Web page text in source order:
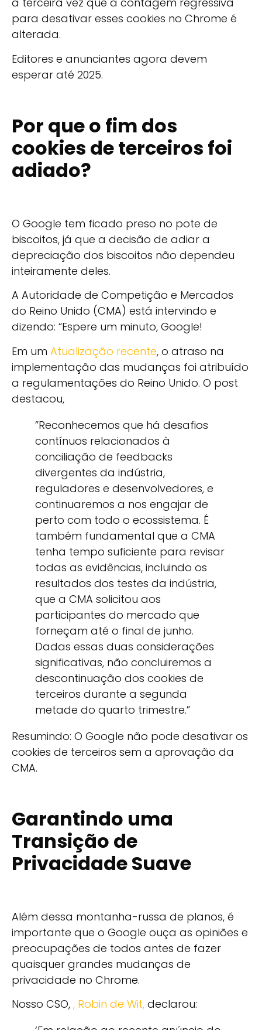
para desativar esses cookies no Chrome é
alterada.
Editores e anunciantes agora devem
esperar até 2025.
Por que o fim dos
cookies de terceiros foi
adiado?
O Google tem ficado preso no pote de
biscoitos, já que a decisão de adiar a
depreciação dos biscoitos não dependeu
inteiramente deles.
A Autoridade de Competição e Mercados
do Reino Unido (CMA) está intervindo e
dizendo: “Espere um minuto, Google!
Em um Atualização recente, o atraso na
implementação das mudanças foi atribuído
a regulamentações do Reino Unido. O post
destacou,
”Reconhecemos que há desafios
contínuos relacionados à
conciliação de feedbacks
divergentes da indústria,
reguladores e desenvolvedores, e
continuaremos a nos engajar de
perto com todo o ecossistema. É
também fundamental que a CMA
tenha tempo suficiente para revisar
todas as evidências, incluindo os
resultados dos testes da indústria,
que a CMA solicitou aos
participantes do mercado que
forneçam até o final de junho.
Dadas essas duas considerações
significativas, não concluiremos a
descontinuação dos cookies de
terceiros durante a segunda
metade do quarto trimestre.”
Resumindo: O Google não pode desativar os
cookies de terceiros sem a aprovação da
CMA.
Garantindo uma
Transição de
Privacidade Suave
Além dessa montanha-russa de planos, é
importante que o Google ouça as opiniões e
preocupações de todos antes de fazer
quaisquer grandes mudanças de
privacidade no Chrome.
Nosso CSO, , Robin de Wit, declarou: